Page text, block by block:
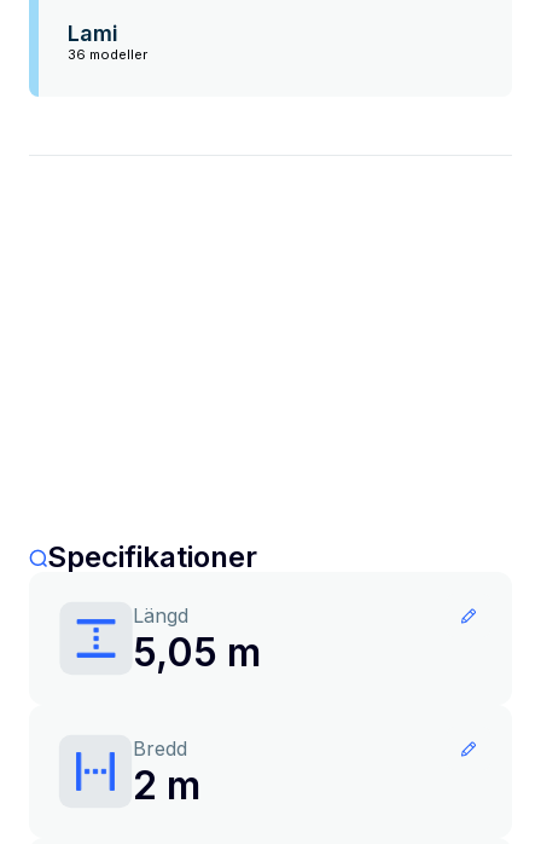
Lami
36 modeller
Specifikationer
Längd
5,05 m
Bredd
2 m